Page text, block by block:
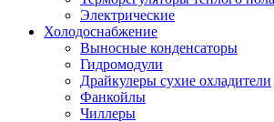
Электрические
Холодоснабжение
Выносные конденсаторы
Гидромодули
Драйкулеры сухие охладители
Фанкойлы
Чиллеры